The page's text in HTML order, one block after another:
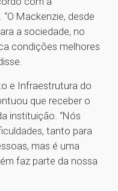
Mackenzie, desde
a sociedade, no
condições melhores
e Infraestrutura do
que receber o
instituição. “Nós
tanto para
mas é uma
faz parte da nossa